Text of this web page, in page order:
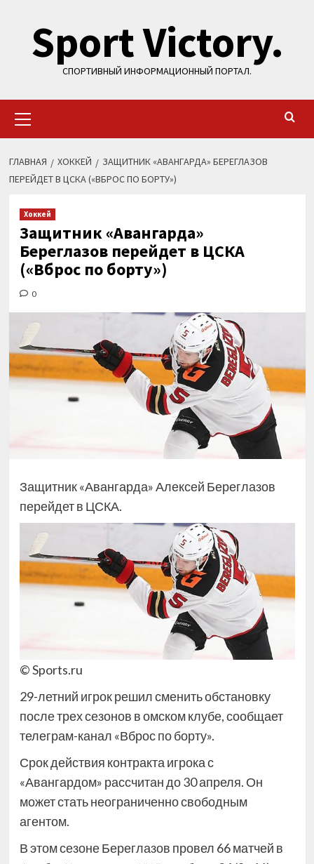
содержимому
Sport Victory.
СПОРТИВНЫЙ ИНФОРМАЦИОННЫЙ ПОРТАЛ.
меню
ГЛАВНАЯ ХОККЕЙ
ЗАЩИТНИК «АВАНГАРДА» БЕРЕГЛАЗОВ
ПЕРЕЙДЕТ В ЦСКА («ВБРОС ПО БОРТУ»)
Хоккей
Защитник «Авангарда»
Береглазов перейдет в ЦСКА
(«Вброс по борту»)
0
Защитник «Авангарда» Алексей Береглазов
перейдет в ЦСКА.
© Sports.ru
29-летний игрок решил сменить обстановку
после трех сезонов в омском клубе, сообщает
телеграм-канал «Вброс по борту».
Срок действия контракта игрока с
«Авангардом» рассчитан до 30 апреля. Он
может стать неограниченно свободным
агентом.
В этом сезоне Береглазов провел 66 матчей в